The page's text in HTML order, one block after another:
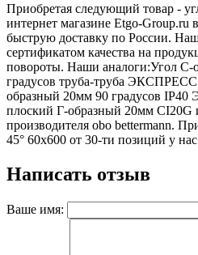
Приобретая следующий товар -
интернет магазине Etgo-Group.ru
быструю доставку по России.
сертификатом качества на
повороты. Наши аналоги:Угол С-
градусов труба-труба
образный 20мм 90 градусов
плоский Г-образный 20мм
производителя obo bettermann.
45° 60x600 от 30-ти позиций у
Написать отзыв
Ваше имя: